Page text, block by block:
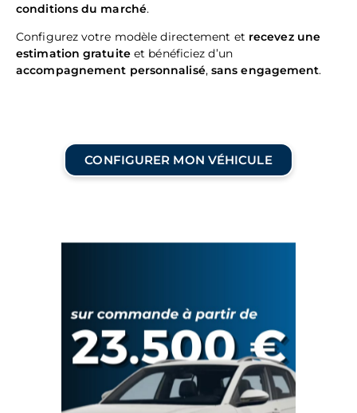
conditions du marché.
Configurez votre modèle directement et recevez une
estimation gratuiteet bénéficiez d’un
accompagnement personnalisé, sans engagement.
CONFIGURER MON VÉHICULE